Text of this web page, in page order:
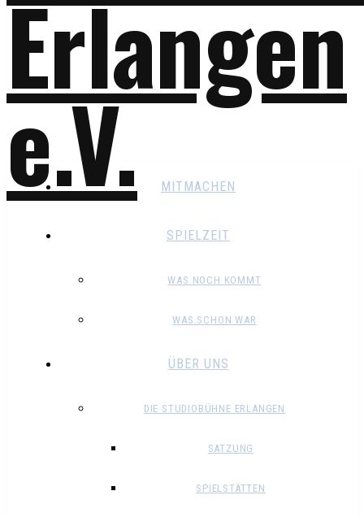
MITMACHEN
SPIELZEIT
WAS NOCH KOMMT
WAS SCHON WAR
ÜBER UNS
DIE STUDIOBÜHNE ERLANGEN
SATZUNG
SPIELSTÄTTEN